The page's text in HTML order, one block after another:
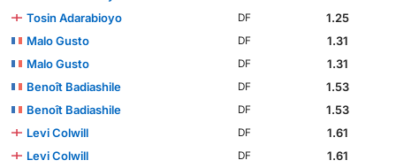
Tosin Adarabioyo
DF
1.25
Malo Gusto
DF
1.31
Malo Gusto
DF
1.31
Benoît Badiashile
DF
1.53
Benoît Badiashile
DF
1.53
Levi Colwill
DF
1.61
Levi Colwill
DF
1.61